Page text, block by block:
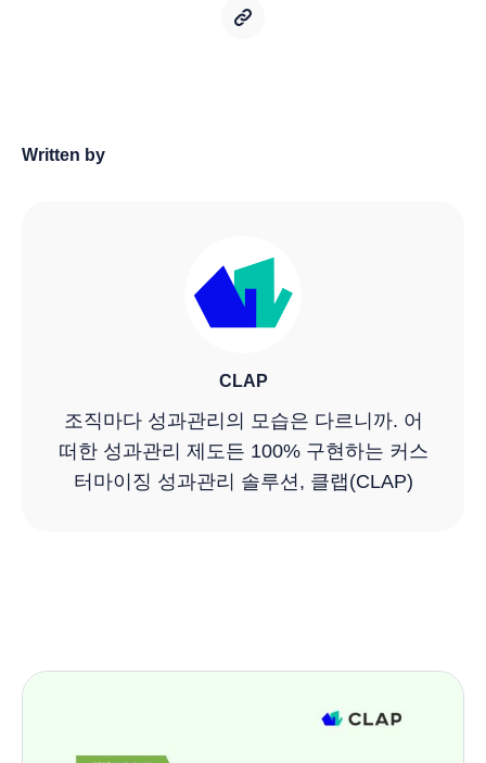
Written by
CLAP
조직마다 성과관리의 모습은 다르니까. 어
떠한 성과관리 제도든 100% 구현하는 커스
터마이징 성과관리 솔루션, 클랩(CLAP)